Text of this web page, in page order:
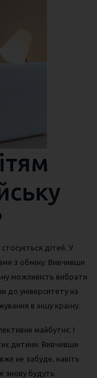
дітей. У
з обміну. Вивчивши
можливість вибрати
до університету на
в іншу країну.
майбутнє. І
дитини. Вивчивши
не забуде, навіть
знову будуть